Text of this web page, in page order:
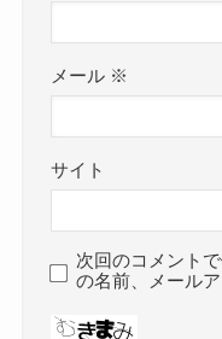
メール ※
サイト
次回のコメント
の名前、メール